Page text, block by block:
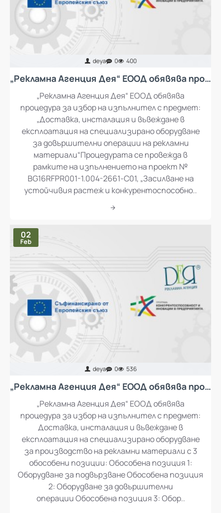
„Рекламна Агенция Дея“ ЕООД обявява
процедура за избор на изпълнител с предмет:
„Доставка, инсталация и въвеждане в
експлоатация на специализирано оборудване
за довършителни операции на рекламни
материали“Процедурата се провежда в
рамките на изпълнението на проект №
BG16RFPR001-1.004-2661-C01, „Засилване на
устойчивия растеж и конкурентоспособно..
02
Feb
„Рекламна Агенция Дея“ ЕООД обявява
процедура за избор на изпълнител с предмет:
Доставка, инсталация и въвеждане в
експлоатация на специализирано оборудване
за производство на рекламни материали с 3
обособени позиции: Обособена позиция 1:
Оборудване за подвързване Обособена позиция
2: Оборудване за довършителни
операции Обособена позиция 3: Обор..